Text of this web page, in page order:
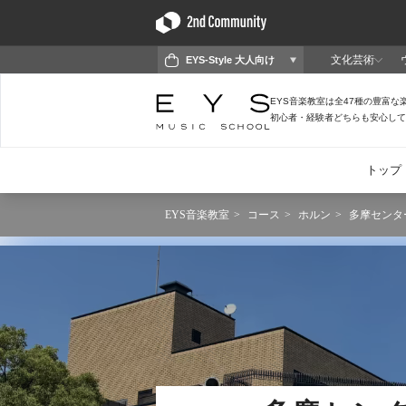
EYS音楽教室 コース ホルン 多摩セン